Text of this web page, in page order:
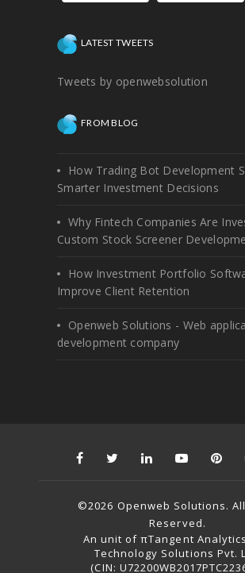
LATEST TWEETS
Tweets by openwebsolution
FROM BLOG
How Trading Bot Development
Smarter Investment Decisions
Why Fintech Companies Are
Custom Stock Screener
How Investment Portfolio
Improve Client Retention
Openweb Solutions - Web
development company
©2026 Openweb Solutions.
Reserved.
An unit of πTangent
Technology Solutions Pvt.
(CIN: